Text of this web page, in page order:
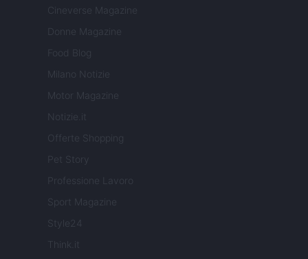
Cineverse Magazine
Donne Magazine
Food Blog
Milano Notizie
Motor Magazine
Notizie.it
Offerte Shopping
Pet Story
Professione Lavoro
Sport Magazine
Style24
Think.it